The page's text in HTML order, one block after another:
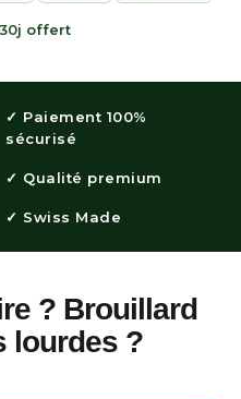
offert
✓ Paiement 100%
sécurisé
✓ Qualité premium
✓ Swiss Made
? Brouillard
lourdes ?